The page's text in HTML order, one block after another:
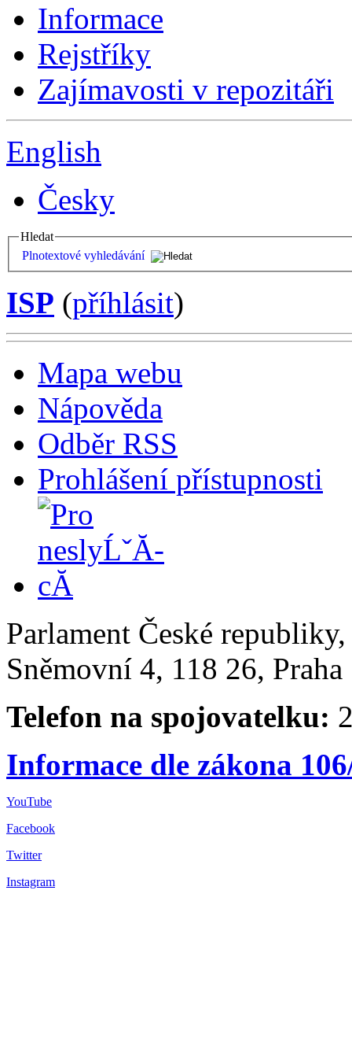
Informace
Rejstříky
Zajímavosti v repozitáři
English
Česky
Hledat
Plnotextové vyhledávání
ISP (příhlásit)
Mapa webu
Nápověda
Odběr RSS
Prohlášení přístupnosti
Parlament České
Sněmovní 4, 118 26,
Telefon na spojovatelku:
Informace dle zákona
YouTube
Facebook
Twitter
Instagram